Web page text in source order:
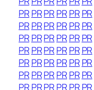
PRPRPRPRPR PR
PRPRPRPRPR PR
PRPRPRPRPR PR
PRPRPRPRPR PR
PRPRPRPRPR PR
PRPRPRPRPR PR
PRPRPRPRPR PR